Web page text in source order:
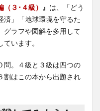
３･４級）
』 は、「どう
済」「地球環境を守るた
グラフや図解を多用して
います。
。４級と３級は四つの
割はこの本から出題され